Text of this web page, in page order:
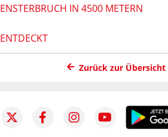
IN 4500 METERN
Zurück zur Übersicht